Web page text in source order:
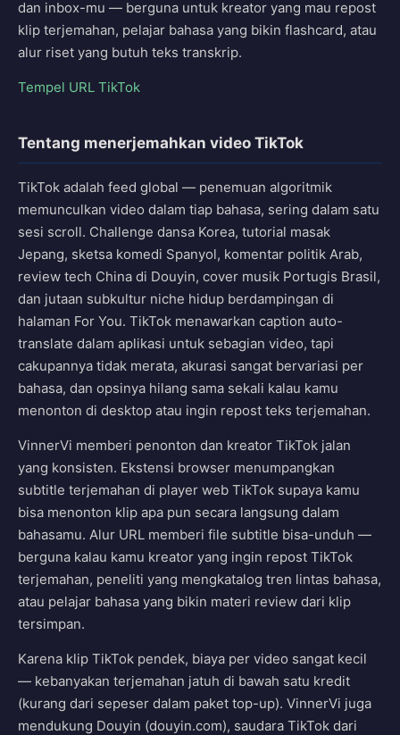
dan inbox-mu — berguna untuk kreator yang mau repost
klip terjemahan, pelajar bahasa yang bikin flashcard, atau
alur riset yang butuh teks transkrip.
Tempel URL TikTok
Tentang menerjemahkan video TikTok
TikTok adalah feed global — penemuan algoritmik
memunculkan video dalam tiap bahasa, sering dalam satu
sesi scroll. Challenge dansa Korea, tutorial masak
Jepang, sketsa komedi Spanyol, komentar politik Arab,
review tech China di Douyin, cover musik Portugis Brasil,
dan jutaan subkultur niche hidup berdampingan di
halaman For You. TikTok menawarkan caption auto-
translate dalam aplikasi untuk sebagian video, tapi
cakupannya tidak merata, akurasi sangat bervariasi per
bahasa, dan opsinya hilang sama sekali kalau kamu
menonton di desktop atau ingin repost teks terjemahan.
VinnerVi memberi penonton dan kreator TikTok jalan
yang konsisten. Ekstensi browser menumpangkan
subtitle terjemahan di player web TikTok supaya kamu
bisa menonton klip apa pun secara langsung dalam
bahasamu. Alur URL memberi file subtitle bisa-unduh —
berguna kalau kamu kreator yang ingin repost TikTok
terjemahan, peneliti yang mengkatalog tren lintas bahasa,
atau pelajar bahasa yang bikin materi review dari klip
tersimpan.
Karena klip TikTok pendek, biaya per video sangat kecil
— kebanyakan terjemahan jatuh di bawah satu kredit
(kurang dari sepeser dalam paket top-up). VinnerVi juga
mendukung Douyin (douyin.com), saudara TikTok dari